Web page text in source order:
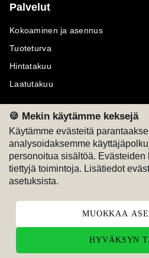
🍪 Mekin käytämme keksejä
Käytämme evästeitä
analysoidaksemme
personoitua sisältöä. Evästeiden
tiettyjä toimintoja. Lisätiedot
asetuksista.
MUOKKAA
HYVÄKSYN
Palvelut
Kokoaminen ja asennus
Tuoteturva
Hintatakuu
Laatutakuu
Maksutavat
M